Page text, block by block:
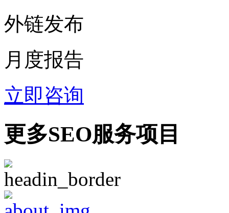
外链发布
月度报告
立即咨询
更多SEO服务项目